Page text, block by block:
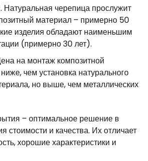
черепица прослужит
материал – примерно 50
изделия обладают наименьшим
(примерно 30 лет).
на монтаж композитной
чем установка натурального
но выше, чем металлических
– оптимальное решение в
стоимости и качества. Их отличает
хорошие характеристики и